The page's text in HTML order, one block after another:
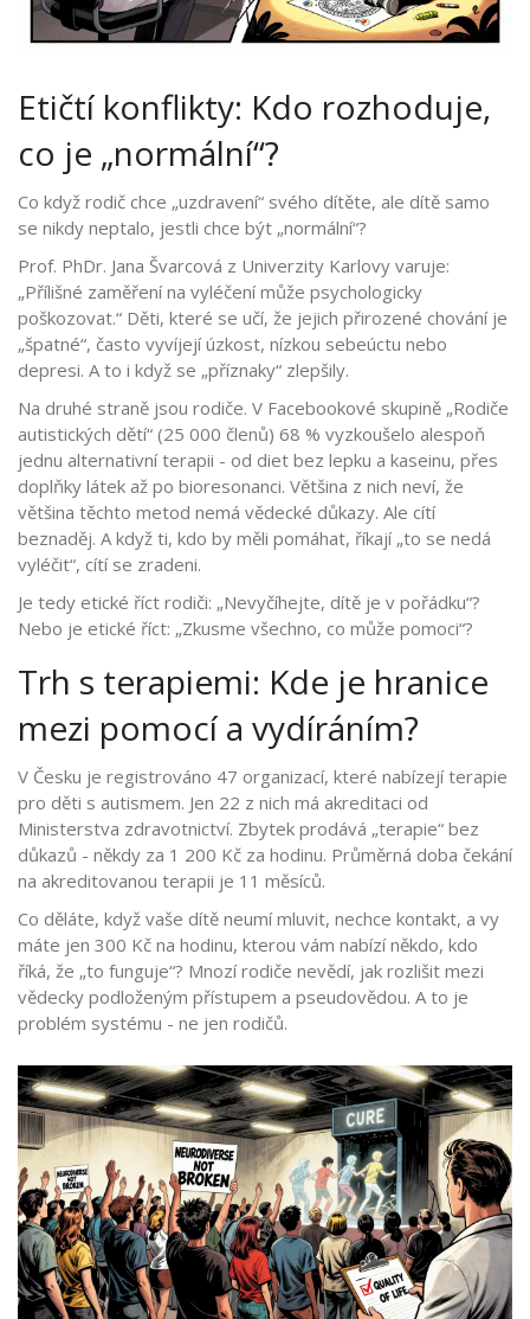
Etičtí konflikty: Kdo rozhoduje,
co je „normální“?
Co když rodič chce „uzdravení“ svého dítěte, ale dítě samo
se nikdy neptalo, jestli chce být „normální“?
Prof. PhDr. Jana Švarcová z Univerzity Karlovy varuje:
„Přílišné zaměření na vyléčení může psychologicky
poškozovat.“ Děti, které se učí, že jejich přirozené chování je
„špatné“, často vyvíjejí úzkost, nízkou sebeúctu nebo
depresi. A to i když se „příznaky“ zlepšily.
Na druhé straně jsou rodiče. V Facebookové skupině „Rodiče
autistických dětí“ (25 000 členů) 68 % vyzkoušelo alespoň
jednu alternativní terapii - od diet bez lepku a kaseinu, přes
doplňky látek až po bioresonanci. Většina z nich neví, že
většina těchto metod nemá vědecké důkazy. Ale cítí
beznaděj. A když ti, kdo by měli pomáhat, říkají „to se nedá
vyléčit“, cítí se zradeni.
Je tedy etické říct rodiči: „Nevyčíhejte, dítě je v pořádku“?
Nebo je etické říct: „Zkusme všechno, co může pomoci“?
Trh s terapiemi: Kde je hranice
mezi pomocí a vydíráním?
V Česku je registrováno 47 organizací, které nabízejí terapie
pro děti s autismem. Jen 22 z nich má akreditaci od
Ministerstva zdravotnictví. Zbytek prodává „terapie“ bez
důkazů - někdy za 1 200 Kč za hodinu. Průměrná doba čekání
na akreditovanou terapii je 11 měsíců.
Co děláte, když vaše dítě neumí mluvit, nechce kontakt, a vy
máte jen 300 Kč na hodinu, kterou vám nabízí někdo, kdo
říká, že „to funguje“? Mnozí rodiče nevědí, jak rozlišit mezi
vědecky podloženým přístupem a pseudovědou. A to je
problém systému - ne jen rodičů.